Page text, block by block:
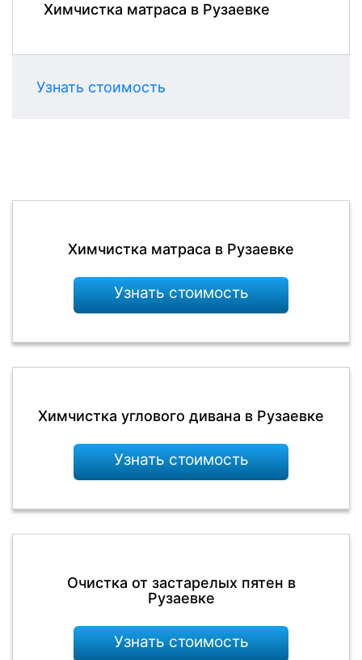
Химчистка матраса в Рузаевке
Узнать стоимость
Химчистка матраса в Рузаевке
Узнать стоимость
Химчистка углового дивана в Рузаевке
Узнать стоимость
Очистка от застарелых пятен в
Рузаевке
Узнать стоимость